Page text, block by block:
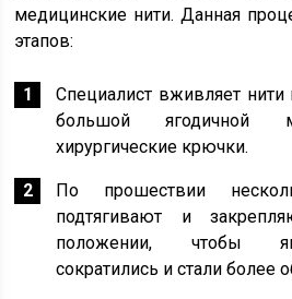
медицинские нити. Данная
этапов:
Специалист вживляет
большой ягодичной
хирургические крючки.
По прошествии
подтягивают и
положении, чтобы
сократились и стали более